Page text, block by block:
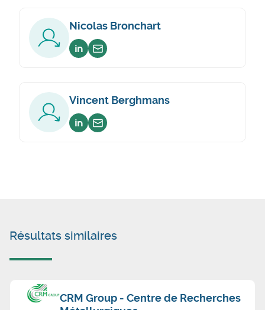
Nicolas Bronchart
Voir sur linkedin
Envoyer un email
Vincent Berghmans
Voir sur linkedin
Envoyer un email
Résultats similaires
CRM Group - Centre de Recherches